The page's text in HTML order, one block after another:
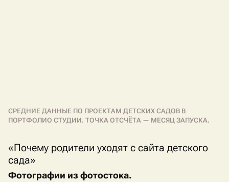
СРЕДНИЕ ДАННЫЕ ПО ПРОЕКТАМ ДЕТСКИХ САДОВ В
ПОРТФОЛИО СТУДИИ. ТОЧКА ОТСЧЁТА — МЕСЯЦ ЗАПУСКА.
«Почему родители уходят с сайта детского
сада»
Фотографии из фотостока.